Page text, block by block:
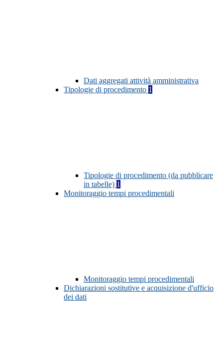
Dati aggregati attività amministrativa
Tipologie di procedimento 1
Tipologie di procedimento (da pubblicare
in tabelle) 1
Monitoraggio tempi procedimentali
Monitoraggio tempi procedimentali
Dichiarazioni sostitutive e acquisizione d'ufficio
dei dati